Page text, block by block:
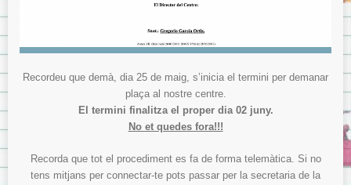
Recordeu que demà, dia 25 de maig, s’inicia el termini per demanar
plaça al nostre centre.
El termini finalitza el proper dia 02 juny.
No et quedes fora!!!
Recorda que tot el procediment es fa de forma telemàtica. Si no
tens mitjans per connectar-te pots passar per la secretaria de la